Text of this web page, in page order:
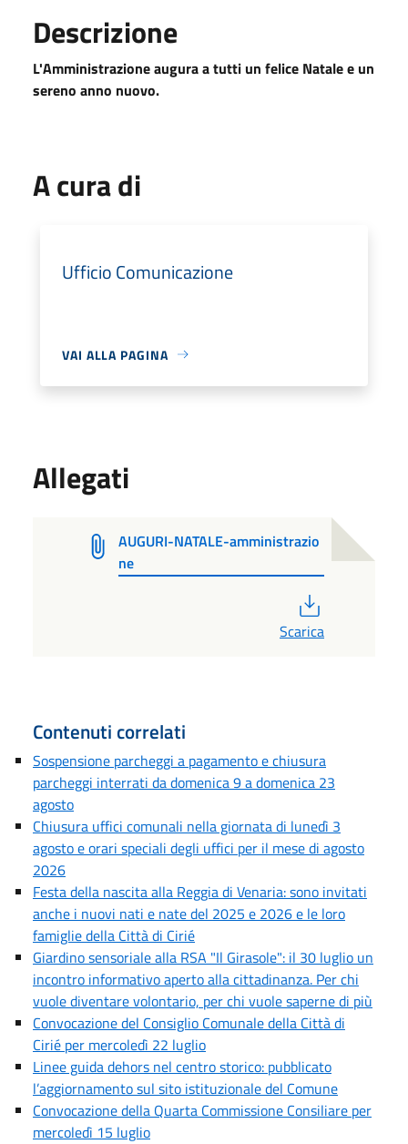
Descrizione
L'Amministrazione augura a tutti un felice Natale e un
sereno anno nuovo.
A cura di
Ufficio Comunicazione
VAI ALLA PAGINA
Allegati
AUGURI-NATALE-amministrazio
ne
Scarica
Contenuti correlati
Sospensione parcheggi a pagamento e chiusura
parcheggi interrati da domenica 9 a domenica 23
agosto
Chiusura uffici comunali nella giornata di lunedì 3
agosto e orari speciali degli uffici per il mese di agosto
2026
Festa della nascita alla Reggia di Venaria: sono invitati
anche i nuovi nati e nate del 2025 e 2026 e le loro
famiglie della Città di Cirié
Giardino sensoriale alla RSA "Il Girasole": il 30 luglio un
incontro informativo aperto alla cittadinanza. Per chi
vuole diventare volontario, per chi vuole saperne di più
Convocazione del Consiglio Comunale della Città di
Cirié per mercoledì 22 luglio
Linee guida dehors nel centro storico: pubblicato
l’aggiornamento sul sito istituzionale del Comune
Convocazione della Quarta Commissione Consiliare per
mercoledì 15 luglio